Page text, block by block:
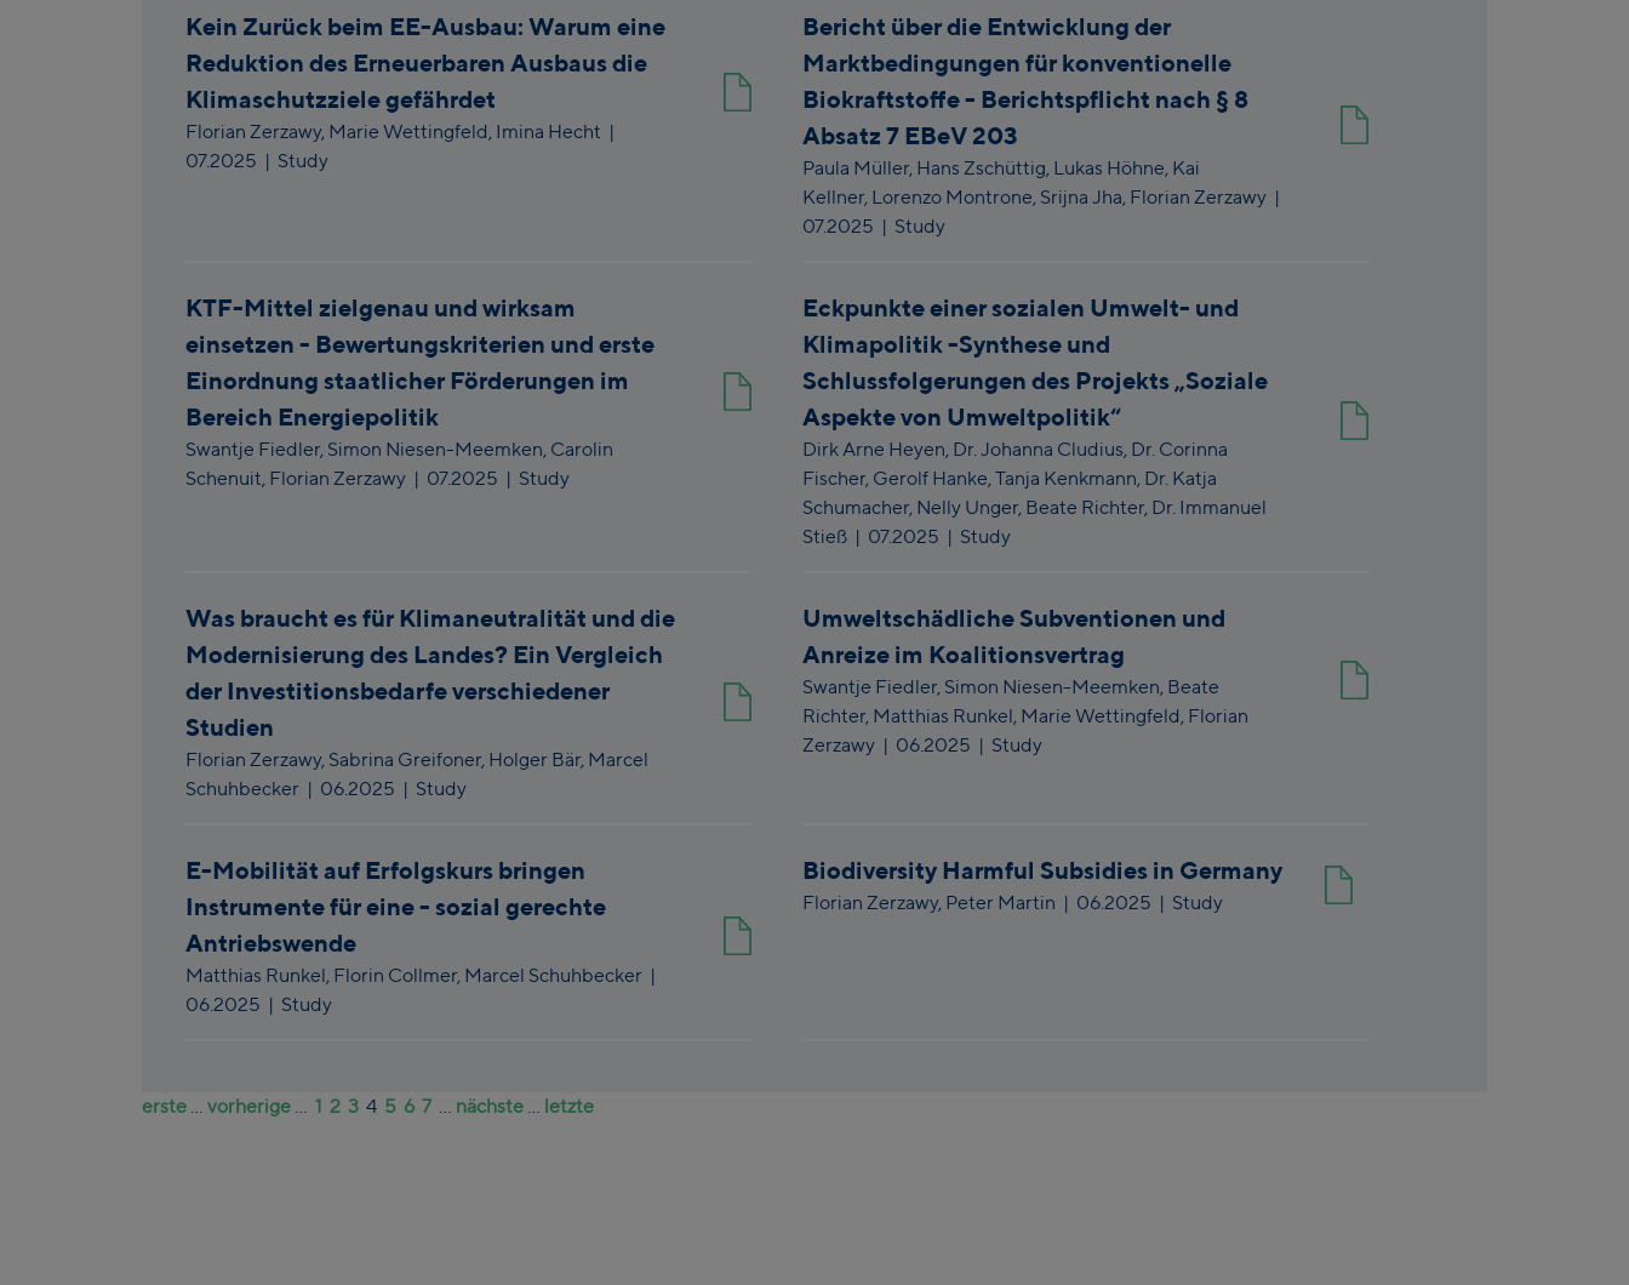
Kein Zurück beim EE-Ausbau: Warum eine
Reduktion des Erneuerbaren Ausbaus die
Klimaschutzziele gefährdet
Florian Zerzawy, Marie Wettingfeld, Imina Hecht |
07.2025 | Study
Bericht über die Entwicklung der
Marktbedingungen für konventionelle
Biokraftstoffe - Berichtspflicht nach § 8
Absatz 7 EBeV 203
Paula Müller, Hans Zschüttig, Lukas Höhne, Kai
Kellner, Lorenzo Montrone, Srijna Jha, Florian Zerzawy|
07.2025 | Study
KTF-Mittel zielgenau und wirksam
einsetzen - Bewertungskriterien und erste
Einordnung staatlicher Förderungen im
Bereich Energiepolitik
Swantje Fiedler, Simon Niesen-Meemken, Carolin
Schenuit, Florian Zerzawy | 07.2025 | Study
Eckpunkte einer sozialen Umwelt- und
Klimapolitik -Synthese und
Schlussfolgerungen des Projekts „Soziale
Aspekte von Umweltpolitik“
Dirk Arne Heyen, Dr. Johanna Cludius, Dr. Corinna
Fischer, Gerolf Hanke,Tanja Kenkmann, Dr. Katja
Schumacher, Nelly Unger, Beate Richter, Dr. Immanuel
Stieß| 07.2025 | Study
Was braucht es für Klimaneutralität und die
Modernisierung des Landes? Ein Vergleich
der Investitionsbedarfe verschiedener
Studien
Florian Zerzawy, Sabrina Greifoner, Holger Bär, Marcel
Schuhbecker | 06.2025 | Study
Umweltschädliche Subventionen und
Anreize im Koalitionsvertrag
Swantje Fiedler, Simon Niesen-Meemken, Beate
Richter, Matthias Runkel, Marie Wettingfeld, Florian
Zerzawy| 06.2025 | Study
E-Mobilität auf Erfolgskurs bringen
Instrumente für eine - sozial gerechte
Antriebswende
Matthias Runkel, Florin Collmer, Marcel Schuhbecker |
06.2025 | Study
Biodiversity Harmful Subsidies in Germany
Florian Zerzawy, Peter Martin | 06.2025 | Study
erste ... vorherige ... 1 2 3 4 5 6 7 ... nächste ... letzte